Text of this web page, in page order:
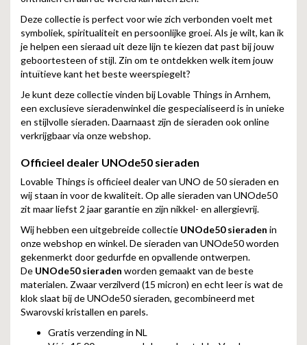
Deze collectie is perfect voor wie zich verbonden voelt met
symboliek, spiritualiteit en persoonlijke groei. Als je wilt, kan ik
je helpen een sieraad uit deze lijn te kiezen dat past bij jouw
geboortesteen of stijl. Zin om te ontdekken welk item jouw
intuïtieve kant het beste weerspiegelt?
Je kunt deze collectie vinden bij Lovable Things in Arnhem,
een exclusieve sieradenwinkel die gespecialiseerd is in unieke
en stijlvolle sieraden. Daarnaast zijn de sieraden ook online
verkrijgbaar via onze webshop.
Officieel dealer UNOde50 sieraden
Lovable Things is officieel dealer van UNO de 50 sieraden en
wij staan in voor de kwaliteit. Op alle sieraden van UNOde50
zit maar liefst 2 jaar garantie en zijn nikkel- en allergievrij.
Wij hebben een uitgebreide collectie UNOde50 sieraden in
onze webshop en winkel. De sieraden van UNOde50 worden
gekenmerkt door gedurfde en opvallende ontwerpen.
De UNOde50 sieraden worden gemaakt van de beste
materialen. Zwaar verzilverd (15 micron) en echt leer is wat de
klok slaat bij de UNOde50 sieraden, gecombineerd met
Swarovski kristallen en parels.
Gratis verzending in NL